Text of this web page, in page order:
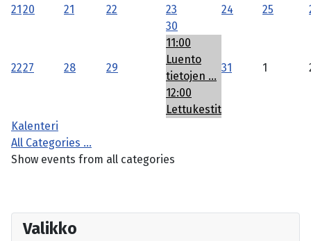
2120 21 22 23 24 25
2227 28 29
30
11:00
Luento
tietojen ...
12:00
Lettukestit
31 1
Kalenteri
All Categories ...
Show events from all categories
Valikko